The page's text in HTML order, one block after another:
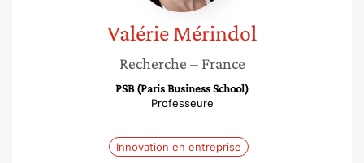
ValérieMérindol
Recherche – France
PSB (Paris Business School)
Professeure
Innovation en entreprise